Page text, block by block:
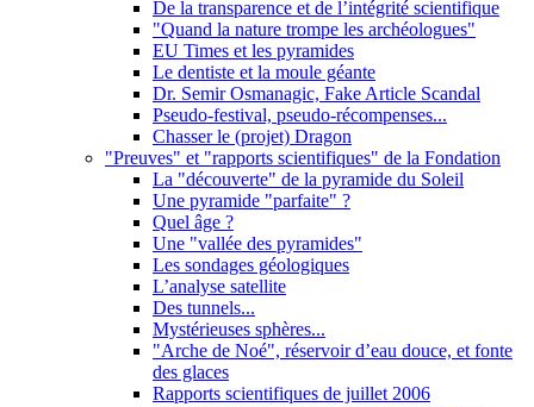
De la transparence et de l’intégrité scientifique
"Quand la nature trompe les archéologues"
EU Times et les pyramides
Le dentiste et la moule géante
Dr. Semir Osmanagic, Fake Article Scandal
Pseudo-festival, pseudo-récompenses...
Chasser le (projet) Dragon
"Preuves" et "rapports scientifiques" de la Fondation
La "découverte" de la pyramide du Soleil
Une pyramide "parfaite" ?
Quel âge ?
Une "vallée des pyramides"
Les sondages géologiques
L’analyse satellite
Des tunnels...
Mystérieuses sphères...
"Arche de Noé", réservoir d’eau douce, et fonte
des glaces
Rapports scientifiques de juillet 2006